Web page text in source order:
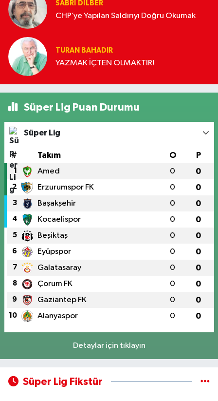
SABRI DILBER
CHP’ye Yapılan Saldırıyı Doğru Okumak
TURAN BAHADIR
YAZMAK İÇTEN OLMAKTIR!
Süper Lig Puan Durumu
Süper Lig
# Takım O P
1 Amed 0 0
2 Erzurumspor FK 0 0
3 Başakşehir 0 0
4 Kocaelispor 0 0
5 Beşiktaş 0 0
6 Eyüpspor 0 0
7 Galatasaray 0 0
8 Çorum FK 0 0
9 Gaziantep FK 0 0
10 Alanyaspor 0 0
Detaylar için tıklayın
Süper Lig Fikstür